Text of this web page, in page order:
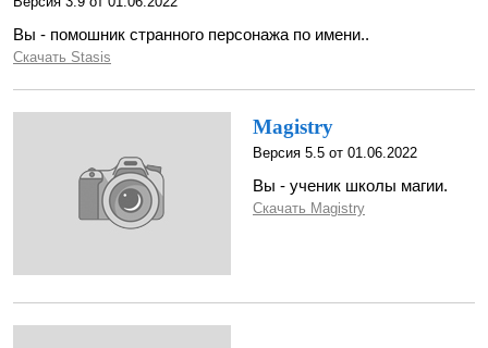
Вы - помошник странного персонажа по имени..
Скачать Stasis
Magistry
Версия 5.5 от 01.06.2022
Вы - ученик школы магии.
Скачать Magistry